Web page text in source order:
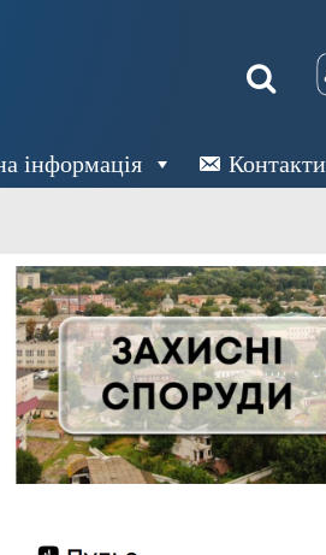
інформація Контакти